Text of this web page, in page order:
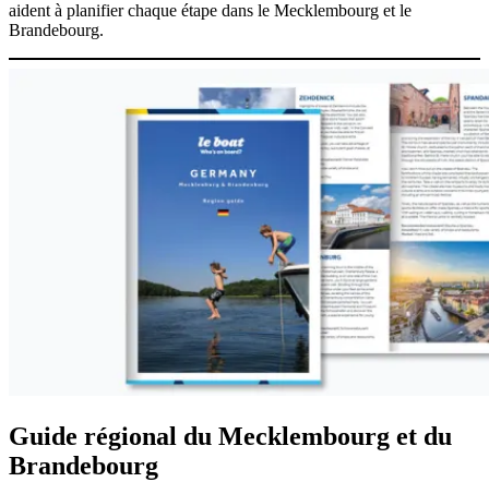
aident à planifier chaque étape dans le Mecklembourg et le
Brandebourg.
Guide régional du Mecklembourg et du
Brandebourg